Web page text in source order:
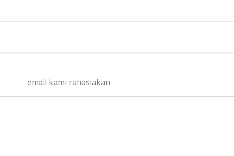
email kami rahasiakan